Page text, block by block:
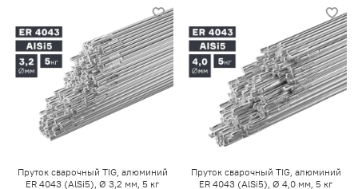
Пруток сварочный TIG, алюминий
ER 4043 (AlSi5), Ø 3,2 мм, 5 кг
Пруток сварочный TIG, алюминий
ER 4043 (AlSi5), Ø 4,0 мм, 5 кг